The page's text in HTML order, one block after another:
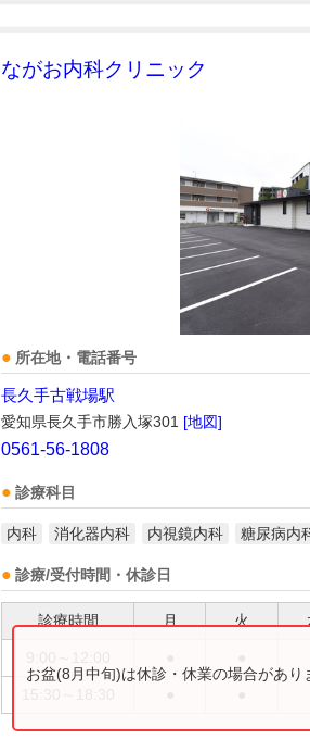
ながお内科クリニック
所在地・電話番号
長久手古戦場駅
愛知県長久手市勝入塚301 [地図]
0561-56-1808
診療科目
内科 消化器内科 内視鏡内科 糖尿病内
診療/受付時間・休診日
診療時間 月 火
お盆(8月中旬)は休診・休業の場合があり